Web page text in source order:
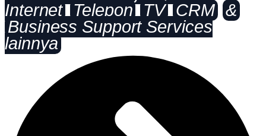
Internet
Telepon TV CRM &
Business Support Services
lainnya